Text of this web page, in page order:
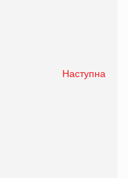
Наступна